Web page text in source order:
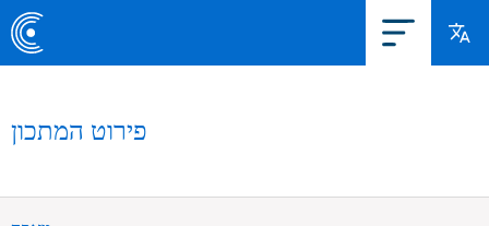
פירוט המתכון